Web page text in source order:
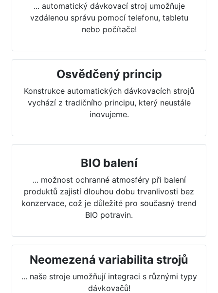
... automatický dávkovací stroj umožňuje
vzdálenou správu pomocí telefonu, tabletu
nebo počítače!
Osvědčený princip
Konstrukce automatických dávkovacích strojů
vychází z tradičního principu, který neustále
inovujeme.
BIO balení
... možnost ochranné atmosféry při balení
produktů zajistí dlouhou dobu trvanlivosti bez
konzervace, což je důležité pro současný trend
BIO potravin.
Neomezená variabilita strojů
... naše stroje umožňují integraci s různými typy
dávkovačů!